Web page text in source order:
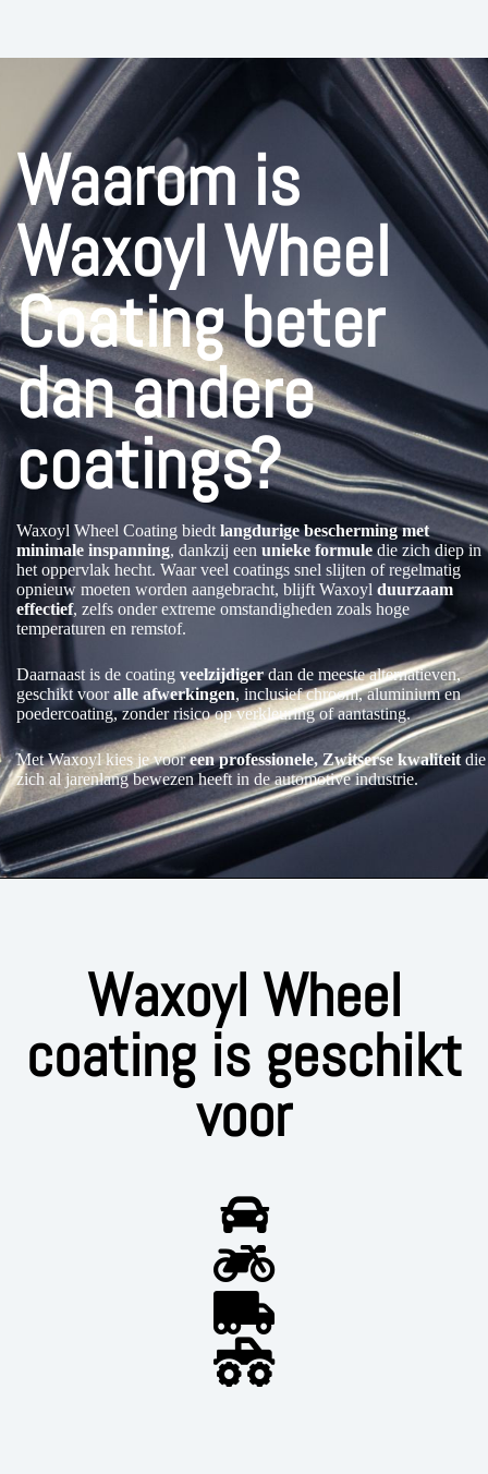
Waarom is
Waxoyl Wheel
Coating beter
dan andere
coatings?
Waxoyl Wheel Coating biedt langdurige bescherming met
minimale inspanning, dankzij een unieke formuledie zich diep in
het oppervlak hecht. Waar veel coatings snel slijten of regelmatig
opnieuw moeten worden aangebracht, blijft Waxoyl duurzaam
effectief, zelfs onder extreme omstandigheden zoals hoge
temperaturen en remstof.
Daarnaast is de coating veelzijdigerdan de meeste alternatieven,
geschikt vooralle afwerkingen, inclusief chroom, aluminium en
poedercoating, zonder risico op verkleuring of aantasting.
Met Waxoyl kies je vooreen professionele, Zwitserse kwaliteitdie
zich al jarenlang bewezen heeft in de automotive industrie.
Waxoyl Wheel
coating is geschikt
voor